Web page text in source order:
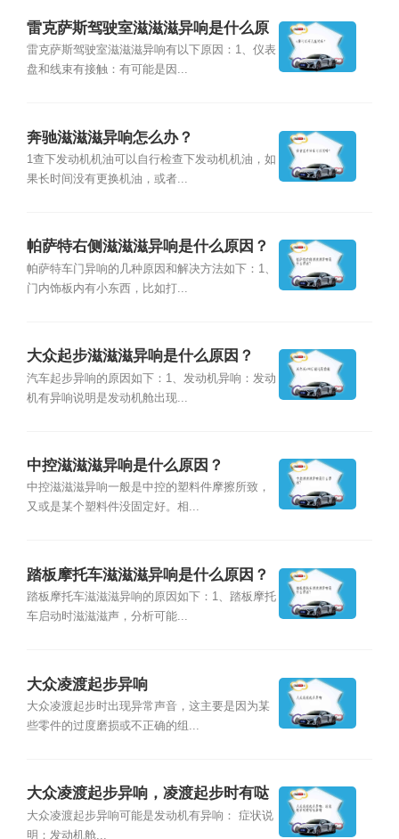
雷克萨斯驾驶室滋滋滋异响是什么原
因？
雷克萨斯驾驶室滋滋滋异响有以下原因：1、仪表
盘和线束有接触：有可能是因...
奔驰滋滋滋异响怎么办？
1查下发动机机油可以自行检查下发动机机油，如
果长时间没有更换机油，或者...
帕萨特右侧滋滋滋异响是什么原因？
帕萨特车门异响的几种原因和解决方法如下：1、
门内饰板内有小东西，比如打...
大众起步滋滋滋异响是什么原因？
汽车起步异响的原因如下：1、发动机异响：发动
机有异响说明是发动机舱出现...
中控滋滋滋异响是什么原因？
中控滋滋滋异响一般是中控的塑料件摩擦所致，
又或是某个塑料件没固定好。相...
踏板摩托车滋滋滋异响是什么原因？
踏板摩托车滋滋滋异响的原因如下：1、踏板摩托
车启动时滋滋滋声，分析可能...
大众凌渡起步异响
大众凌渡起步时出现异常声音，这主要是因为某
些零件的过度磨损或不正确的组...
大众凌渡起步异响，凌渡起步时有哒
哒异响
大众凌渡起步异响可能是发动机有异响： 症状说
明：发动机舱...